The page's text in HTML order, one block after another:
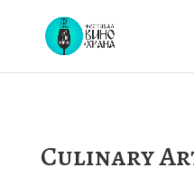
Culinary